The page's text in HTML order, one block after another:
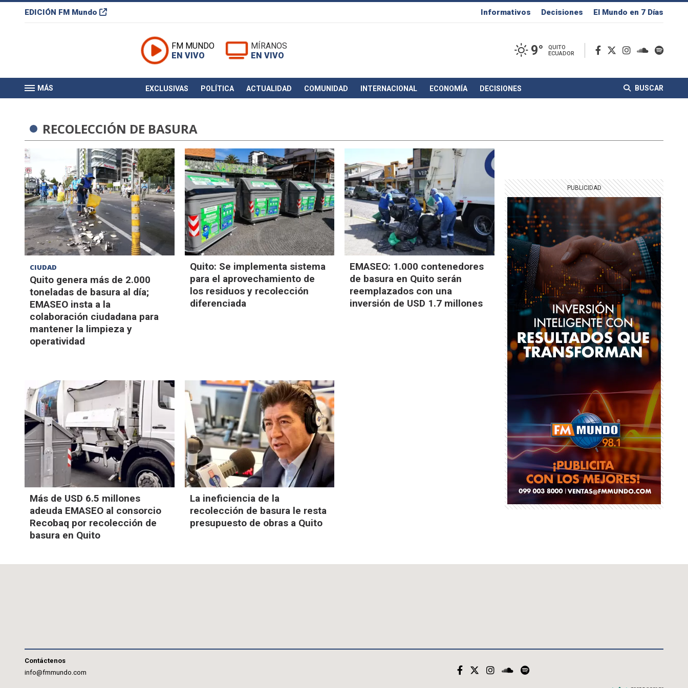
EDICIÓN FM Mundo Informativos Decisiones El Mundo en 7 Días
FM MUNDO
EN VIVO
MÍRANOS
EN VIVO
9°
QUITO
ECUADOR
MÁS EXCLUSIVAS POLÍTICA ACTUALIDAD COMUNIDAD INTERNACIONAL ECONOMÍA DECISIONES BUSCAR
RECOLECCIÓN DE BASURA
CIUDAD
Quito genera más de 2.000
toneladas de basura al día;
EMASEO insta a la
colaboración ciudadana para
mantener la limpieza y
operatividad
Quito: Se implementa sistema
para el aprovechamiento de
los residuos y recolección
diferenciada
EMASEO: 1.000 contenedores
de basura en Quito serán
reemplazados con una
inversión de USD 1.7 millones
Más de USD 6.5 millones
adeuda EMASEO al consorcio
Recobaq por recolección de
basura en Quito
La ineficiencia de la
recolección de basura le resta
presupuesto de obras a Quito
Contáctenos
info@fmmundo.com